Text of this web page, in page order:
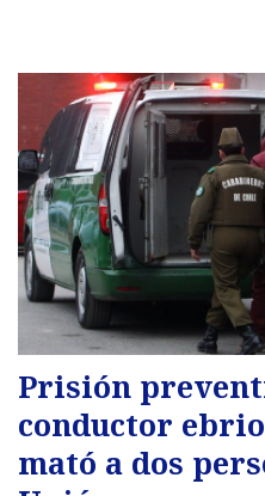
Prisión
conductor
mató a dos